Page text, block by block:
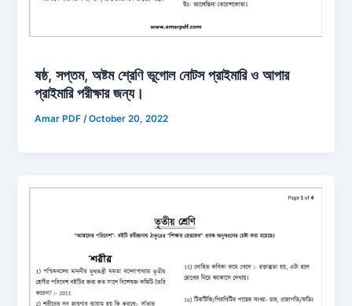
ষষ্ঠ, সপ্তম, অষ্টম শ্রেণি ভূগোল নোটস প্রাইমারি ও আপার
প্রাইমারি পরীক্ষার জন্য।
Amar PDF/October 20, 2022